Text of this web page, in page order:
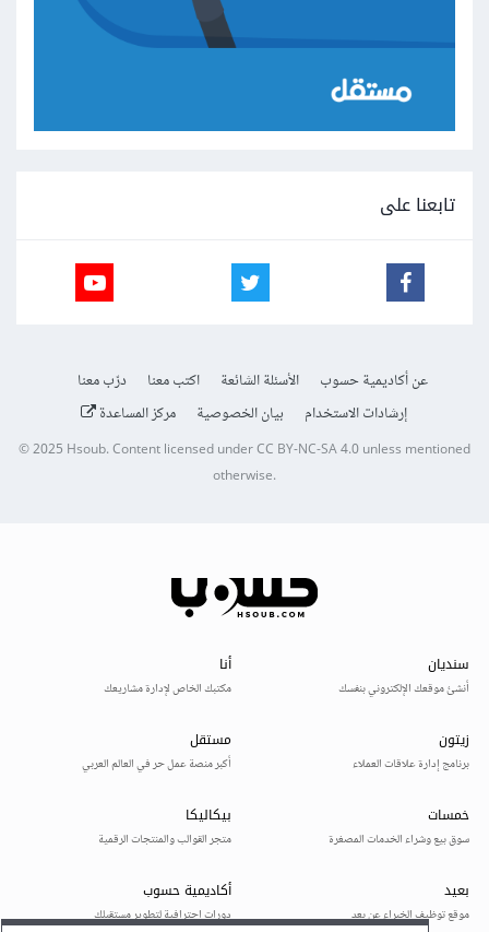
تابعنا على
عن أكاديمية حسوب الأسئلة الشائعة اكتب معنا
درّب معنا
إرشادات الاستخدام
بيان الخصوصية مركز المساعدة
© 2025Hsoub.Content licensed underCC BY-NC-SA 4.0unless mentioned
otherwise.